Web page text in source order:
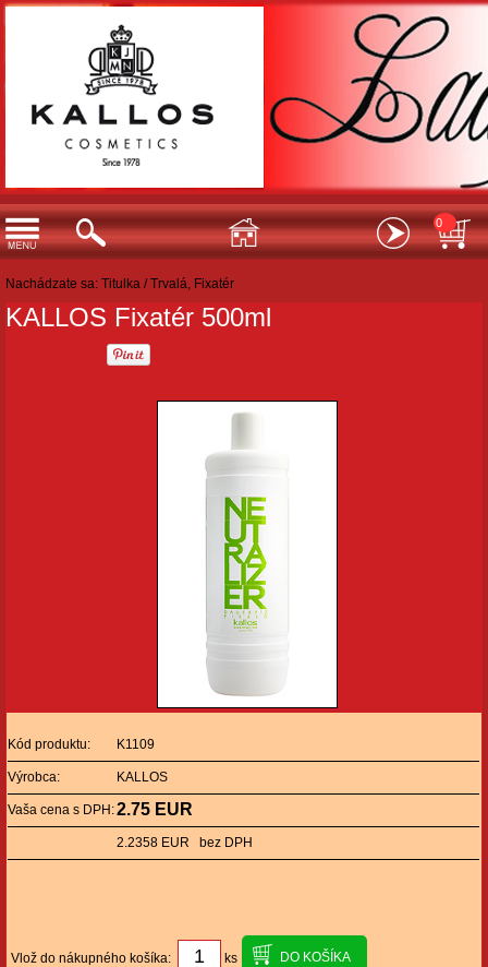
0
Nachádzate sa: Titulka /Trvalá, Fixatér
KALLOS Fixatér 500ml
Kód produktu: K1109
Výrobca: KALLOS
Vaša cena s DPH:2.75 EUR
2.2358 EUR bez DPH
Vlož do nákupného košíka: ks